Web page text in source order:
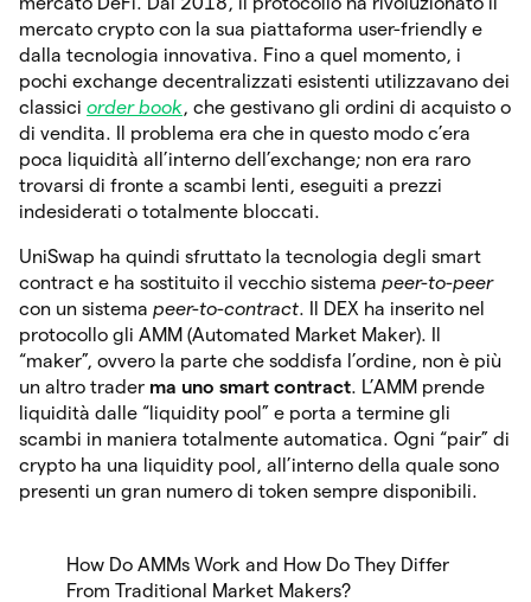
mercato crypto con la sua piattaforma user-friendly e
dalla tecnologia innovativa. Fino a quel momento, i
pochi exchange decentralizzati esistenti utilizzavano dei
classici order book, che gestivano gli ordini di acquisto o
di vendita. Il problema era che in questo modo c’era
poca liquidità all’interno dell’exchange; non era raro
trovarsi di fronte a scambi lenti, eseguiti a prezzi
indesiderati o totalmente bloccati.
UniSwap ha quindi sfruttato la tecnologia degli smart
contract e ha sostituito il vecchio sistema peer-to-peer
con un sistema peer-to-contract. Il DEX ha inserito nel
protocollo gli AMM (Automated Market Maker). Il
“maker”, ovvero la parte che soddisfa l’ordine, non è più
un altro trader ma uno smart contract. L’AMM prende
liquidità dalle “liquidity pool” e porta a termine gli
scambi in maniera totalmente automatica. Ogni “pair” di
crypto ha una liquidity pool, all’interno della quale sono
presenti un gran numero di token sempre disponibili.
How Do AMMs Work and How Do They Differ
From Traditional Market Makers?